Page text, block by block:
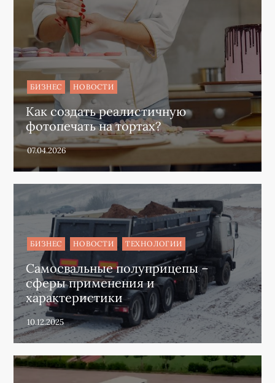
БИЗНЕС НОВОСТИ
Как создать реалистичную
фотопечать на тортах?
БИЗНЕС НОВОСТИ ТЕХНОЛОГИИ
Самосвальные полуприцепы –
сферы применения и
характеристики